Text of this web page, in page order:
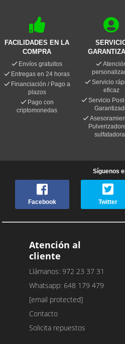
FACILIDADES EN LA
COMPRA
Envíos gratuitos
Entregas en 24 horas
Financiación / Pago a
plazos
Pago con
criptomonedas
Servicio
eficaz
Servicio
Síguenos
Facebook Twitter
Atención al
cliente
Llámanos: 972 23 37 31
Whatsapp: 648 179 479
[email protected]
Contacto
Solicita repuestos